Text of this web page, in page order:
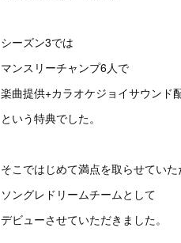
シーズン3では
マンスリーチャンプ6人で
楽曲提供+カラオケジョイサウンド
という特典でした。
そこではじめて満点を取らせていた
ソングレドリームチームとして
デビューさせていただきました。